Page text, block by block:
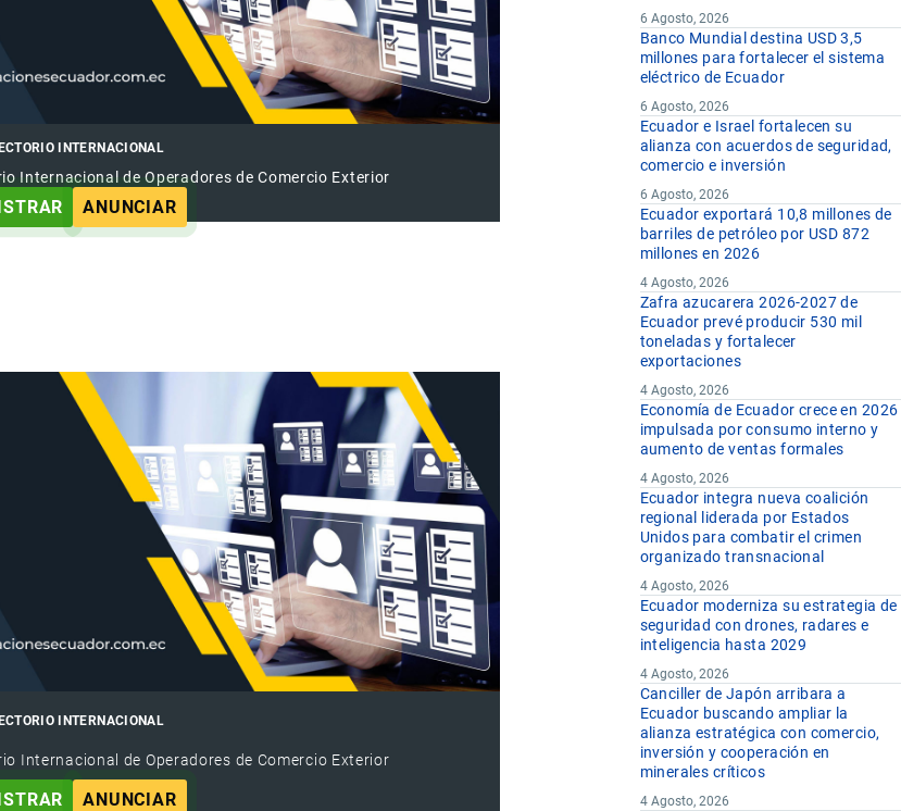
INTERNACIONAL
Internacional de Operadores de Comercio Exterior
ANUNCIAR
INTERNACIONAL
Internacional de Operadores de Comercio Exterior
ANUNCIAR
6 Agosto, 2026
Banco Mundial destina USD 3,5
millones para fortalecer el sistema
eléctrico de Ecuador
6 Agosto, 2026
Ecuador e Israel fortalecen su
alianza con acuerdos de seguridad,
comercio e inversión
6 Agosto, 2026
Ecuador exportará 10,8 millones de
barriles de petróleo por USD 872
millones en 2026
4 Agosto, 2026
Zafra azucarera 2026-2027 de
Ecuador prevé producir 530 mil
toneladas y fortalecer
exportaciones
4 Agosto, 2026
Economía de Ecuador crece en 2026
impulsada por consumo interno y
aumento de ventas formales
4 Agosto, 2026
Ecuador integra nueva coalición
regional liderada por Estados
Unidos para combatir el crimen
organizado transnacional
4 Agosto, 2026
Ecuador moderniza su estrategia de
seguridad con drones, radares e
inteligencia hasta 2029
4 Agosto, 2026
Canciller de Japón arribara a
Ecuador buscando ampliar la
alianza estratégica con comercio,
inversión y cooperación en
minerales críticos
4 Agosto, 2026